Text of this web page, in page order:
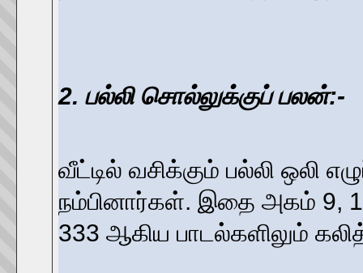
2. பல்லி சொல்லுக்குப் பலன்:-
வீட்டில் வசிக்கும் பல்லி ஒலி
நம்பினார்கள். இதை அகம் 9,
333 ஆகிய பாடல்களிலும்